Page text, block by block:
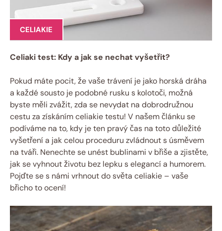
CELIAKIE
Celiaki test: ​Kdy a jak se nechat vyšetřit?
Pokud máte pocit, že vaše‌ trávení je ​jako horská dráha
a každé sousto‌ je podobné rusku s kolotoči, možná
byste⁢ měli zvážit, zda ⁢se ​nevydat na ⁢dobrodružnou
‌cestu za získáním celiakie testu!​ V‌ našem ‌článku se
podíváme na to,​ kdy je ten ⁤pravý čas na toto důležité
vyšetření a‌ jak​ celou​ proceduru zvládnout s ‌úsměvem
na‍ tváři. Nenechte se‌ unést bublinami v břiše a zjistěte,
jak ⁤se‍ vyhnout životu bez​ lepku s elegancí a humorem.
Pojďte se s námi​ vrhnout do světa celiakie ⁢– vaše
břicho to ocení!